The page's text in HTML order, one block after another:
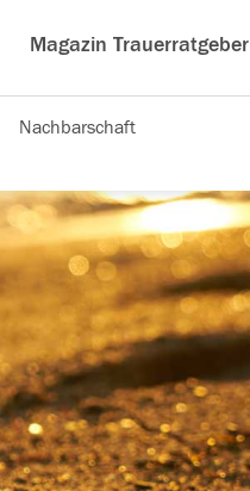
Magazin Trauerratgeber
Nachbarschaft